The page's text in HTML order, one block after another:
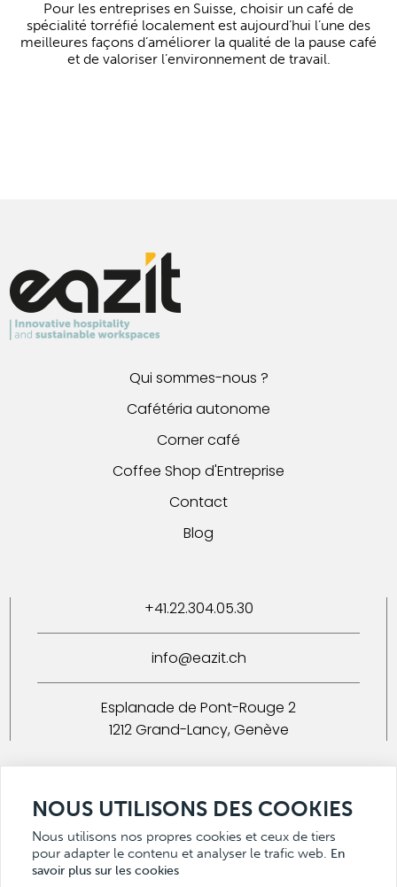
Pour les entreprises en Suisse, choisir un café de
spécialité torréfié localement est aujourd’hui l’une des
meilleures façons d’améliorer la qualité de la pause café
et de valoriser l’environnement de travail.
Qui sommes-nous ?
Cafétéria autonome
Corner café
Coffee Shop d'Entreprise
Contact
Blog
+41.22.304.05.30
info@eazit.ch
Esplanade de Pont-Rouge 2
1212 Grand-Lancy, Genève
NOUS UTILISONS DES COOKIES
Nous utilisons nos propres cookies et ceux de tiers
pour adapter le contenu et analyser le trafic web. En
savoir plus sur les cookies